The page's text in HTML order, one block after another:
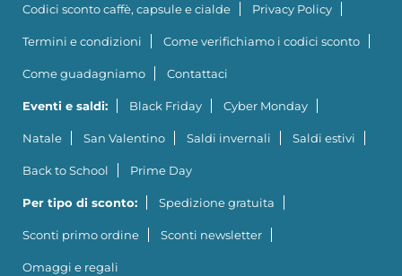
Codici sconto caffè, capsule e cialde Privacy Policy
Termini e condizioni Come verifichiamo i codici sconto
Come guadagniamo Contattaci
Eventi e saldi: Black Friday Cyber Monday
Natale San Valentino Saldi invernali Saldi estivi
Back to School Prime Day
Per tipo di sconto: Spedizione gratuita
Sconti primo ordine Sconti newsletter
Omaggi e regali